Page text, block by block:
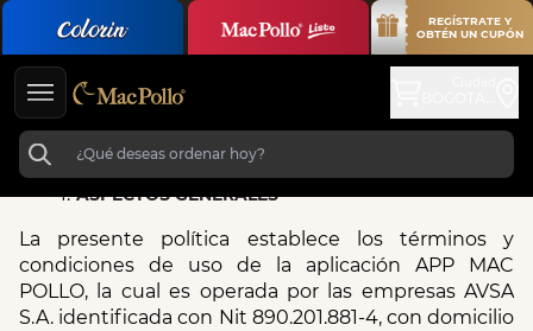
REGÍSTRATE Y
OBTÉN UN CUPÓN
Generales Específicas Generales
ASPECTOS GENERALES
La presente política establece los términos y
condiciones de uso de la aplicación APP MAC
POLLO, la cual es operada por las empresas AVSA
S.A. identificada con Nit 890.201.881-4, con domicilio